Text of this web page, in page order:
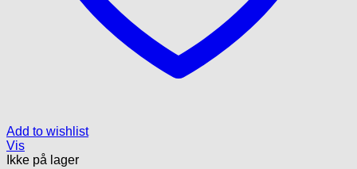
Add to wishlist
Vis
Ikke på lager